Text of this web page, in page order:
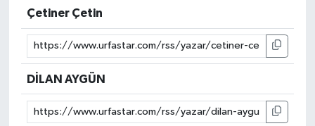
Çetiner Çetin
DİLAN AYGÜN